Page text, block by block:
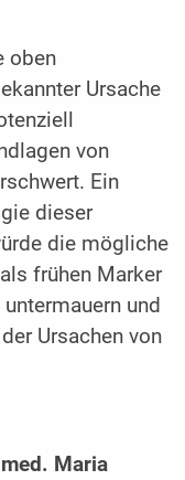
oben
Ursache
von
Ein
dieser
die mögliche
frühen Marker
und
Ursachen von
med. Maria